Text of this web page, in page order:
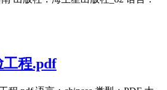
程.pdf